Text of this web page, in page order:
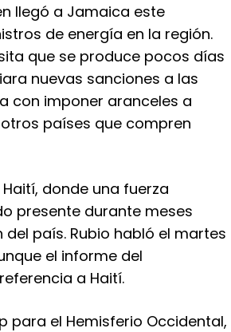
llegó a Jamaica este
de energía en la región.
que se produce pocos días
nuevas sanciones a las
con imponer aranceles a
países que compren
donde una fuerza
presente durante meses
país. Rubio habló el martes
el informe del
a Haití.
para el Hemisferio Occidental,